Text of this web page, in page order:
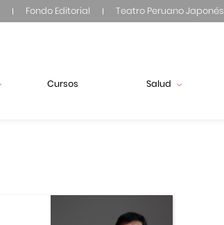
Fondo Editorial Teatro Peruano Japonés
Cursos Salud